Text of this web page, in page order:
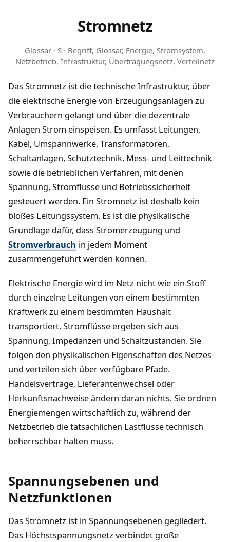
Stromnetz
Glossar · S · Begriff, Glossar, Energie, Stromsystem,
Netzbetrieb, Infrastruktur, Übertragungsnetz, Verteilnetz
Das Stromnetz ist die technische Infrastruktur, über
die elektrische Energie von Erzeugungsanlagen zu
Verbrauchern gelangt und über die dezentrale
Anlagen Strom einspeisen. Es umfasst Leitungen,
Kabel, Umspannwerke, Transformatoren,
Schaltanlagen, Schutztechnik, Mess- und Leittechnik
sowie die betrieblichen Verfahren, mit denen
Spannung, Stromflüsse und Betriebssicherheit
gesteuert werden. Ein Stromnetz ist deshalb kein
bloßes Leitungssystem. Es ist die physikalische
Grundlage dafür, dass Stromerzeugung und
Stromverbrauch in jedem Moment
zusammengeführt werden können.
Elektrische Energie wird im Netz nicht wie ein Stoff
durch einzelne Leitungen von einem bestimmten
Kraftwerk zu einem bestimmten Haushalt
transportiert. Stromflüsse ergeben sich aus
Spannung, Impedanzen und Schaltzuständen. Sie
folgen den physikalischen Eigenschaften des Netzes
und verteilen sich über verfügbare Pfade.
Handelsverträge, Lieferantenwechsel oder
Herkunftsnachweise ändern daran nichts. Sie ordnen
Energiemengen wirtschaftlich zu, während der
Netzbetrieb die tatsächlichen Lastflüsse technisch
beherrschbar halten muss.
Spannungsebenen und
Netzfunktionen
Das Stromnetz ist in Spannungsebenen gegliedert.
Das Höchstspannungsnetz verbindet große